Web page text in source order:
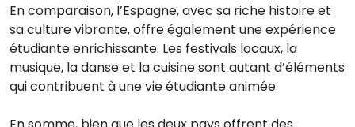
En comparaison, l’Espagne, avec sa riche histoire et
sa culture vibrante, offre également une expérience
étudiante enrichissante. Les festivals locaux, la
musique, la danse et la cuisine sont autant d’éléments
qui contribuent à une vie étudiante animée.